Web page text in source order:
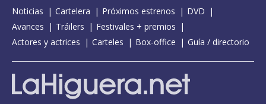
Noticias Cartelera Próximos estrenos
DVD
Avances
Tráilers
Festivales + premios
Actores y actrices
Carteles Box-office Guía / directorio